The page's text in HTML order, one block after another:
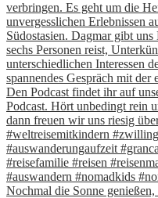
Nochmal die Sonne